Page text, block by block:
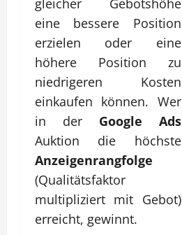
eine bessere Position
erzielen oder eine
höhere Position zu
niedrigeren Kosten
einkaufen können. Wer
in der Google Ads
Auktion die höchste
Anzeigenrangfolge
(Qualitätsfaktor
multipliziert mit Gebot)
erreicht, gewinnt.